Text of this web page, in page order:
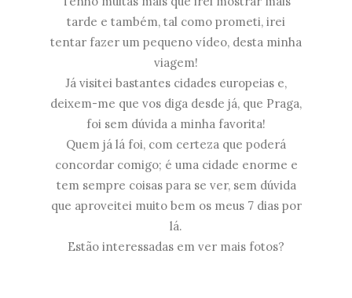
tarde e também, tal como prometi, irei
tentar fazer um pequeno vídeo, desta minha
viagem!
Já visitei bastantes cidades europeias e,
deixem-me que vos diga desde já, que Praga,
foi sem dúvida a minha favorita!
Quem já lá foi, com certeza que poderá
concordar comigo; é uma cidade enorme e
tem sempre coisas para se ver, sem dúvida
que aproveitei muito bem os meus 7 dias por
lá.
Estão interessadas em ver mais fotos?